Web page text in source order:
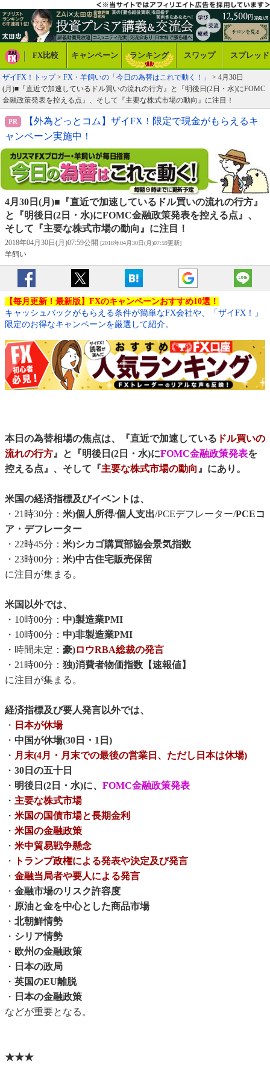
FX比較 キャンペーン ランキング スワップ スプレッド
ザイFX！トップ> FX・羊飼いの「今日の為替はこれで動く！」
> 4月30日
(月)■『直近で加速しているドル買いの流れの行方』と『明後日(2日・水)にFOMC
金融政策発表を控える点』、そして『主要な株式市場の動向』に注目！
【外為どっとコム】ザイFX！限定で現金がもらえるキ
ャンペーン実施中！
4月30日(月)■『直近で加速しているドル買いの流れの行方』
と『明後日(2日・水)にFOMC金融政策発表を控える点』、
そして『主要な株式市場の動向』に注目！
2018年04月30日(月)07:59公開 [2018年04月30日(月)07:59更新]
羊飼い
【毎月更新！最新版】FXのキャンペーンおすすめ10選！
キャッシュバックがもらえる条件が簡単なFX会社や、「ザイFX！」
限定のお得なキャンペーンを厳選して紹介。
本日の為替相場の焦点は、『直近で加速している ドル買いの
流れの行方』と『明後日(2日・水)にFOMC金融政策発表を
控える点』、そして『主要な株式市場の動向』にあり。
米国の経済指標及びイベントは、
・21時30分： 米)個人所得/個人支出/PCEデフレーター/PCEコ
ア・デフレーター
・22時45分： 米)シカゴ購買部協会景気指数
・23時00分： 米)中古住宅販売保留
に注目が集まる。
米国以外では、
・10時00分： 中)製造業PMI
・10時00分： 中)非製造業PMI
・時間未定： 豪)ロウRBA総裁の発言
・21時00分： 独)消費者物価指数【速報値】
に注目が集まる。
経済指標及び要人発言以外では、
・ 日本が休場
・ 中国が休場(30日・1日)
・ 月末(4月・月末での最後の営業日、ただし日本は休場)
・ 30日の五十日
・ 明後日(2日・水)に、 FOMC金融政策発表
・ 主要な株式市場
・ 米国の国債市場と長期金利
・ 米国の金融政策
・ 米中貿易戦争懸念
・
トランプ政権による発表や決定及び発言
・ 金融当局者や要人による発言
・ 金融市場のリスク許容度
・ 原油と金を中心とした商品市場
・ 北朝鮮情勢
・ シリア情勢
・ 欧州の金融政策
・ 日本の政局
・ 英国のEU離脱
・ 日本の金融政策
などが重要となる。
★★★